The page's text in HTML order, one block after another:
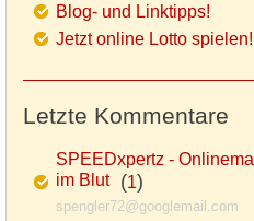
Blog- und Linktipps!
Jetzt online Lotto spielen!
Letzte Kommentare
SPEEDxpertz -
im Blut(1)
spengler72@googlemail.com